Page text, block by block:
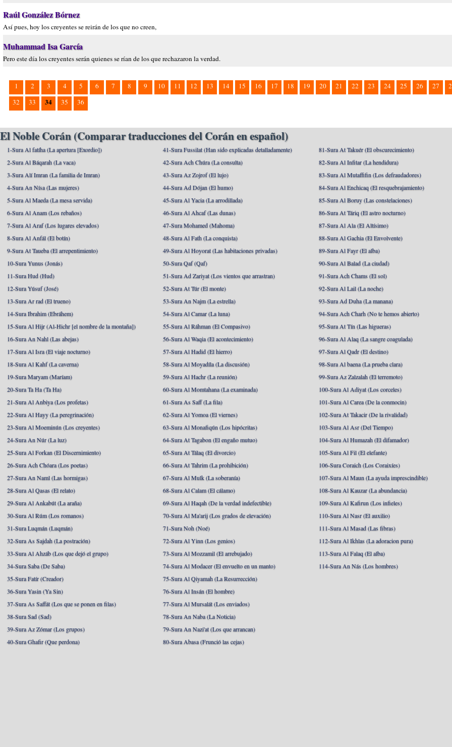
Raúl González Bórnez
Así pues, hoy los creyentes se reirán de los que no creen,
Muhammad Isa García
Pero este día los creyentes serán quienes se rían de los que rechazaron la verdad.
1 2 3 4 5 6 7 8 9 10 11 12 13 14 15 16 17 18 19 20 21 22 23 24 25 26 27
32
33 34 35 36
El Noble Corán (Comparar traducciones del Corán en español)
1-Sura Al fatíha (La apertura [Exordio])
2-Sura Al Báqarah (La vaca)
3-Sura Alí Imran (La familia de Imran)
4-Sura An Nísa (Las mujeres)
5-Sura Al Maeda (La mesa servida)
6-Sura Al Anam (Los rebaños)
7-Sura Al Araf (Los lugares elevados)
8-Sura Al Anfál (El botín)
9-Sura At Taueba (El arrepentimiento)
10-Sura Yunus (Jonás)
11-Sura Hud (Hud)
12-Sura Yúsuf (José)
13-Sura Ar rad (El trueno)
14-Sura Ibrahim (Ebráhem)
15-Sura Al Hijr (Al-Hichr [el nombre de la montaña])
16-Sura An Nahl (Las abejas)
17-Sura Al Isra (El viaje nocturno)
18-Sura Al Kahf (La caverna)
19-Sura Maryam (Maríam)
20-Sura Ta Ha (Ta Ha)
21-Sura Al Anbiya (Los profetas)
22-Sura Al Hayy (La peregrinación)
23-Sura Al Moeminún (Los creyentes)
24-Sura An Núr (La luz)
25-Sura Al Forkan (El Discernimiento)
26-Sura Ach Chóara (Los poetas)
27-Sura An Naml (Las hormigas)
28-Sura Al Qasas (El relato)
29-Sura Al Ankabút (La araña)
30-Sura Al Rúm (Los romanos)
31-Sura Luqmán (Luqmán)
32-Sura As Sajdah (La postración)
33-Sura Al Ahzáb (Los que dejó el grupo)
34-Sura Saba (De Saba)
35-Sura Fatír (Creador)
36-Sura Yasin (Ya Sin)
37-Sura As Saffát (Los que se ponen en filas)
38-Sura Sad (Sad)
39-Sura Az Zómar (Los grupos)
40-Sura Ghafir (Que perdona)
41-Sura Fussilat (Han sido explicadas detalladamente)
42-Sura Ach Chúra (La consulta)
43-Sura Az Zojrof (El lujo)
44-Sura Ad Dójan (El humo)
45-Sura Al Yacia (La arrodillada)
46-Sura Al Ahcaf (Las dunas)
47-Sura Mohamed (Mahoma)
48-Sura Al Fath (La conquista)
49-Sura Al Hoyorat (Las habitaciones privadas)
50-Sura Qaf (Qaf)
51-Sura Ad Zariyat (Los vientos que arrastran)
52-Sura At Túr (El monte)
53-Sura An Najm (La estrella)
54-Sura Al Camar (La luna)
55-Sura Al Ráhman (El Compasivo)
56-Sura Al Waqia (El acontecimiento)
57-Sura Al Hadid (El hierro)
58-Sura Al Moyadíla (La discusión)
59-Sura Al Hachr (La reunión)
60-Sura Al Momtahana (La examinada)
61-Sura As Saff (La fila)
62-Sura Al Yomoa (El viernes)
63-Sura Al Monafiqún (Los hipócritas)
64-Sura At Tagabon (El engaño mutuo)
65-Sura At Tálaq (El divorcio)
66-Sura At Tahrim (La prohibición)
67-Sura Al Mulk (La soberanía)
68-Sura Al Calam (El cálamo)
69-Sura Al Haqah (De la verdad indefectible)
70-Sura Al Ma'arij (Los grados de elevación)
71-Sura Noh (Noé)
72-Sura Al Yinn (Los genios)
73-Sura Al Mozzamil (El arrebujado)
74-Sura Al Modacer (El envuelto en un manto)
75-Sura Al Qiyamah (La Resurrección)
76-Sura Al Insán (El hombre)
77-Sura Al Mursalát (Los enviados)
78-Sura An Naba (La Noticia)
79-Sura An Nazi'at (Los que arrancan)
80-Sura Abasa (Frunció las cejas)
81-Sura At Takuér (El obscurecimiento)
82-Sura Al Infitar (La hendidura)
83-Sura Al Mutaffifin (Los defraudadores)
84-Sura Al Enchicaq (El resquebrajamiento)
85-Sura Al Boruy (Las constelaciones)
86-Sura At Táriq (El astro nocturno)
87-Sura Al Ala (El Altísimo)
88-Sura Al Gachia (El Envolvente)
89-Sura Al Fayr (El alba)
90-Sura Al Balad (La ciudad)
91-Sura Ach Chams (El sol)
92-Sura Al Lail (La noche)
93-Sura Ad Duha (La manana)
94-Sura Ach Charh (No te hemos abierto)
95-Sura At Tín (Las higueras)
96-Sura Al Alaq (La sangre coagulada)
97-Sura Al Qadr (El destino)
98-Sura Al baena (La prueba clara)
99-Sura Az Zalzalah (El terremoto)
100-Sura Al Adiyat (Los corceles)
101-Sura Al Carea (De la conmocin)
102-Sura At Takacir (De la rivalidad)
103-Sura Al Asr (Del Tiempo)
104-Sura Al Humazah (El difamador)
105-Sura Al Fil (El elefante)
106-Sura Coraich (Los Coraixíes)
107-Sura Al Maun (La ayuda imprescindible)
108-Sura Al Kauzar (La abundancia)
109-Sura Al Kafirun (Los infieles)
110-Sura Al Nasr (El auxilio)
111-Sura Al Masad (Las fibras)
112-Sura Al Ikhlas (La adoracion pura)
113-Sura Al Falaq (El alba)
114-Sura An Nás (Los hombres)